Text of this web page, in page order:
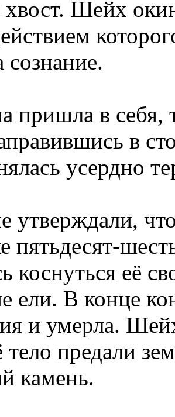
хвост. Шейх
сознание.
пришла в себя,
в
усердно
утверждали,
пятьдесят-
коснуться её
ели. В конце
и умерла.
тело предали
камень.